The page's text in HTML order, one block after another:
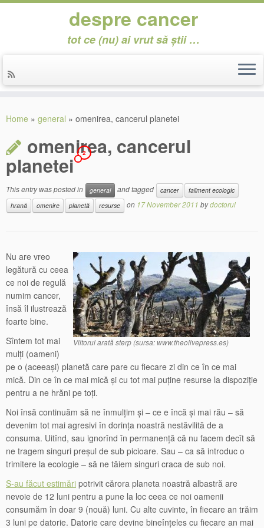
despre cancer
tot ce (nu) ai vrut să știi …
Home » general » omenirea, cancerul planetei
omenirea, cancerul
planetei 2
This entry was posted in general and tagged cancer
faliment ecologic
hrană
omenire planetă resurse on 17 November 2011 bydoctorul
Viitorul arată sterp (sursa: www.theolivepress.es)
Nu are vreo
legătură cu ceea
ce noi de regulă
numim cancer,
însă îl ilustrează
foarte bine.
Sîntem tot mai
mulți (oameni)
pe o (aceeași) planetă care pare cu fiecare zi din ce în ce mai
mică. Din ce în ce mai mică și cu tot mai puține resurse la dispoziție
pentru a ne hrăni pe toți.
Noi însă continuăm să ne înmulțim și – ce e încă și mai rău – să
devenim tot mai agresivi în dorința noastră nestăvilită de a
consuma. Uitînd, sau ignorînd în permanență că nu facem decît să
ne tragem singuri preșul de sub picioare. Sau – ca să introduc o
trimitere la ecologie – să ne tăiem singuri craca de sub noi.
S-au făcut estimări potrivit cărora planeta noastră albastră are
nevoie de 12 luni pentru a pune la loc ceea ce noi oamenii
consumăm în doar 9 (nouă) luni. Cu alte cuvinte, în fiecare an trăim
3 luni pe datorie. Datorie care devine bineînțeles cu fiecare an mai